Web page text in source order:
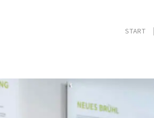
START